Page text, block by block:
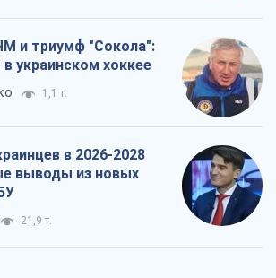
и триумф "Сокола":
украинском хоккее
1,1 т.
в 2026-2028
выводы из новых
21,9 т.